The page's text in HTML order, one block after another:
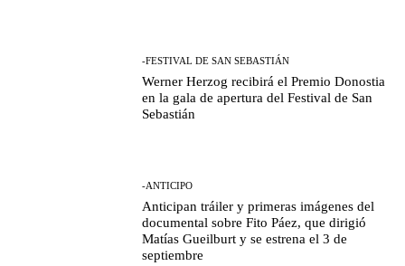
-FESTIVAL DE SAN SEBASTIÁN
Werner Herzog recibirá el Premio Donostia
en la gala de apertura del Festival de San
Sebastián
-ANTICIPO
Anticipan tráiler y primeras imágenes del
documental sobre Fito Páez, que dirigió
Matías Gueilburt y se estrena el 3 de
septiembre